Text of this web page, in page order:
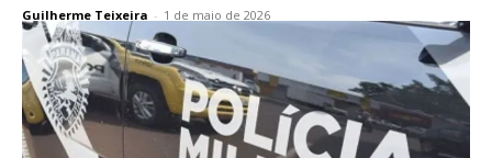
Guilherme Teixeira - 1 de maio de 2026